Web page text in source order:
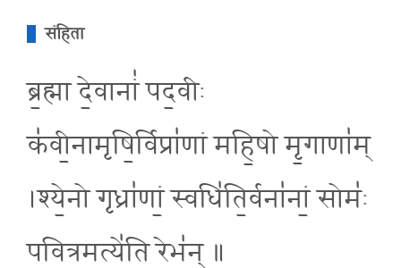
संहिता
ब्र॒ह्मा दे॒वानां॑ पद॒वीः
क॑वी॒नामृषि॒र्विप्रा॑णां महि॒षो मृ॒गाणा॑म्
।श्ये॒नो गृध्रा॑णां॒ स्वधि॑ति॒र्वना॑नां॒ सोमः॑
प॒वित्र॒मत्ये॑ति॒ रेभ॑न् ॥